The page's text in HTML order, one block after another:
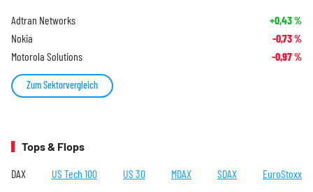
Adtran Networks +0,43%
Nokia -0,73%
Motorola Solutions -0,97%
Zum Sektorvergleich
Tops & Flops
DAX US Tech 100 US 30 MDAX SDAX EuroStoxx